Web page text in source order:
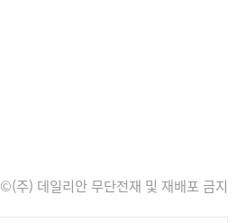
©(주) 데일리안 무단전재 및 재배포 금지